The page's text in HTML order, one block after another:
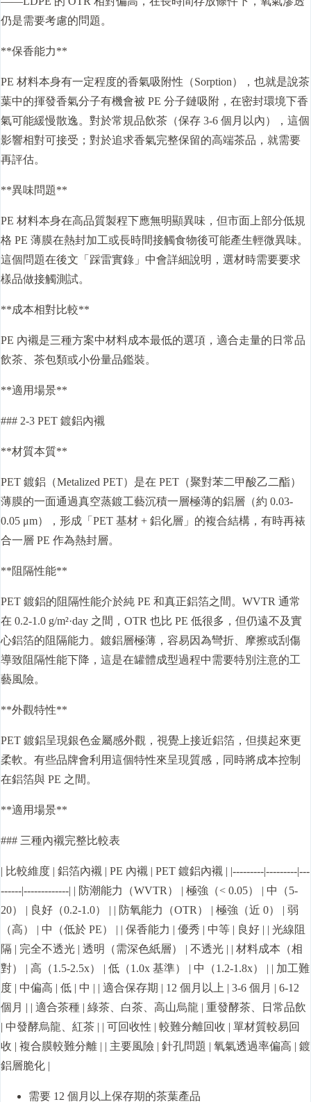
仍是需要考慮的問題。
**保香能力**
PE 材料本身有一定程度的香氣吸附性（Sorption），也就是說茶
葉中的揮發香氣分子有機會被 PE 分子鏈吸附，在密封環境下香
氣可能緩慢散逸。對於常規品飲茶（保存 3-6 個月以內），這個
影響相對可接受；對於追求香氣完整保留的高端茶品，就需要
再評估。
**異味問題**
PE 材料本身在高品質製程下應無明顯異味，但市面上部分低規
格 PE 薄膜在熱封加工或長時間接觸食物後可能產生輕微異味。
這個問題在後文「踩雷實錄」中會詳細說明，選材時需要要求
樣品做接觸測試。
**成本相對比較**
PE 內襯是三種方案中材料成本最低的選項，適合走量的日常品
飲茶、茶包類或小份量品鑑裝。
**適用場景**
### 2-3 PET 鍍鋁內襯
**材質本質**
PET 鍍鋁（Metalized PET）是在 PET（聚對苯二甲酸乙二酯）
薄膜的一面通過真空蒸鍍工藝沉積一層極薄的鋁層（約 0.03-
0.05 μm），形成「PET 基材 + 鋁化層」的複合結構，有時再裱
合一層 PE 作為熱封層。
**阻隔性能**
PET 鍍鋁的阻隔性能介於純 PE 和真正鋁箔之間。WVTR 通常
在 0.2-1.0 g/m²·day 之間，OTR 也比 PE 低很多，但仍遠不及實
心鋁箔的阻隔能力。鍍鋁層極薄，容易因為彎折、摩擦或刮傷
導致阻隔性能下降，這是在罐體成型過程中需要特別注意的工
藝風險。
**外觀特性**
PET 鍍鋁呈現銀色金屬感外觀，視覺上接近鋁箔，但摸起來更
柔軟。有些品牌會利用這個特性來呈現質感，同時將成本控制
在鋁箔與 PE 之間。
**適用場景**
### 三種內襯完整比較表
| 比較維度 | 鋁箔內襯 | PE 內襯 | PET 鍍鋁內襯 | |---------|---------|---
------|-------------| | 防潮能力（WVTR） | 極強（< 0.05） | 中（5-
20） | 良好（0.2-1.0） | | 防氧能力（OTR） | 極強（近 0） | 弱
（高） | 中（低於 PE） | | 保香能力 | 優秀 | 中等 | 良好 | | 光線阻
隔 | 完全不透光 | 透明（需深色紙層） | 不透光 | | 材料成本（相
對） | 高（1.5-2.5x） | 低（1.0x 基準） | 中（1.2-1.8x） | | 加工難
度 | 中偏高 | 低 | 中 | | 適合保存期 | 12 個月以上 | 3-6 個月 | 6-12
個月 | | 適合茶種 | 綠茶、白茶、高山烏龍 | 重發酵茶、日常品飲
| 中發酵烏龍、紅茶 | | 可回收性 | 較難分離回收 | 單材質較易回
收 | 複合膜較難分離 | | 主要風險 | 針孔問題 | 氧氣透過率偏高 | 鍍
鋁層脆化 |
需要 12 個月以上保存期的茶葉產品